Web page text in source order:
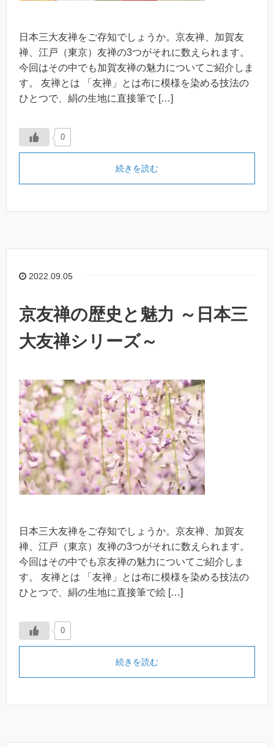
日本三大友禅をご存知でしょうか。京友禅、加賀友
禅、江戸（東京）友禅の3つがそれに数えられます。
今回はその中でも加賀友禅の魅力についてご紹介しま
す。 友禅とは 「友禅」とは布に模様を染める技法の
ひとつで、絹の生地に直接筆で […]
0
続きを読む
2022.09.05
京友禅の歴史と魅力 ～日本三
大友禅シリーズ～
日本三大友禅をご存知でしょうか。京友禅、加賀友
禅、江戸（東京）友禅の3つがそれに数えられます。
今回はその中でも京友禅の魅力についてご紹介しま
す。 友禅とは 「友禅」とは布に模様を染める技法の
ひとつで、絹の生地に直接筆で絵 […]
0
続きを読む